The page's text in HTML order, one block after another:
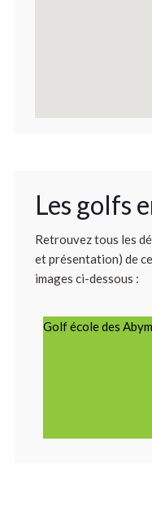
Les golfs
Retrouvez tous les
et présentation) de
images ci-dessous :
Golf école des